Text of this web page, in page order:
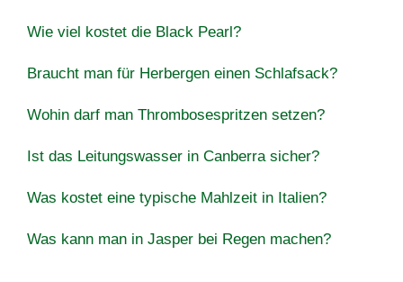
Wie viel kostet die Black Pearl?
Braucht man für Herbergen einen Schlafsack?
Wohin darf man Thrombosespritzen setzen?
Ist das Leitungswasser in Canberra sicher?
Was kostet eine typische Mahlzeit in Italien?
Was kann man in Jasper bei Regen machen?